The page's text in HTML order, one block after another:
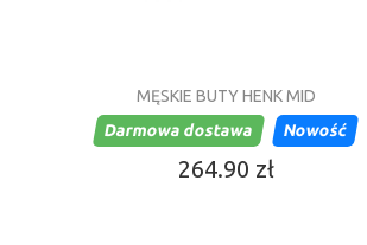
MĘSKIE BUTY HENK MID
Darmowa dostawa
Nowość
264.90 zł